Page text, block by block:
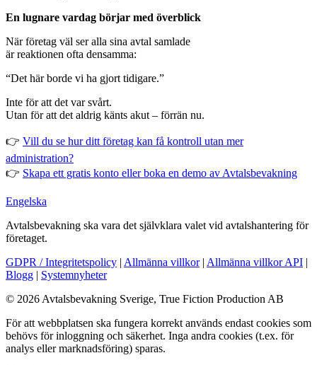
En lugnare vardag börjar med överblick
När företag väl ser alla sina avtal samlade
är reaktionen ofta densamma:
“Det här borde vi ha gjort tidigare.”
Inte för att det var svårt.
Utan för att det aldrig känts akut – förrän nu.
👉 Vill du se hur ditt företag kan få kontroll utan mer
administration?
👉 Skapa ett gratis konto eller boka en demo av Avtalsbevakning
Engelska
Avtalsbevakning ska vara det självklara valet vid avtalshantering för
företaget.
GDPR / Integritetspolicy | Allmänna villkor| Allmänna villkor API |
Blogg | Systemnyheter
© 2026 Avtalsbevakning Sverige, True Fiction Production AB
För att webbplatsen ska fungera korrekt används endast cookies som
behövs för inloggning och säkerhet. Inga andra cookies (t.ex. för
analys eller marknadsföring) sparas.